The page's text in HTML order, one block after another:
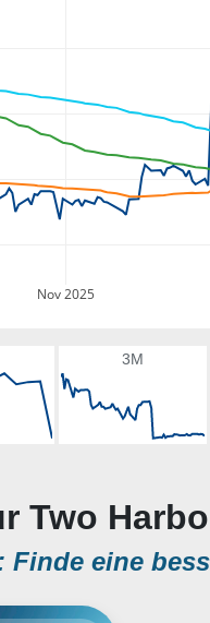
Nov 2025
3M
Two
Finde eine